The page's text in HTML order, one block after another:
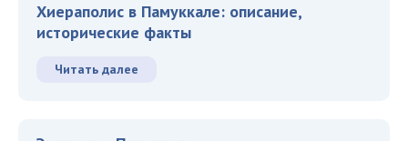
Хиераполис в Памуккале: описание,
исторические факты
Читать далее